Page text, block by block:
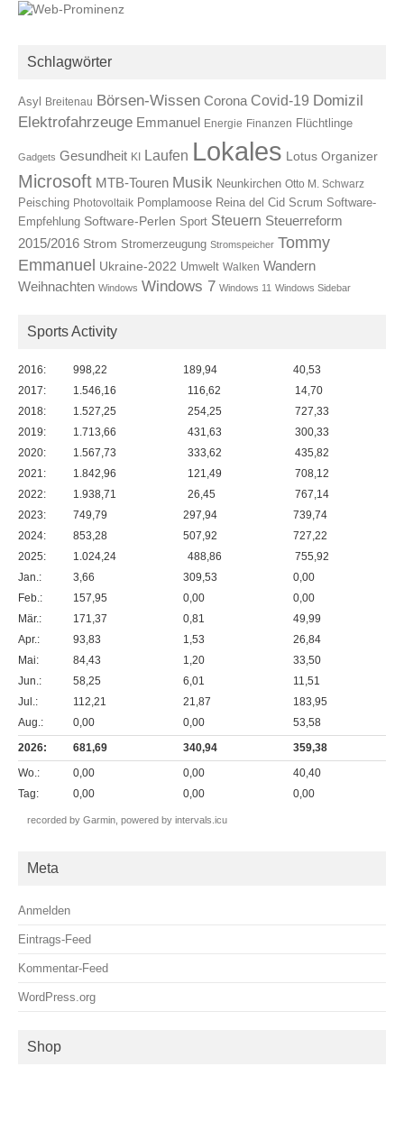
Schlagwörter
Asyl Breitenau Börsen-Wissen Corona Covid-19 Domizil
Elektrofahrzeuge Emmanuel Energie Finanzen Flüchtlinge
Gadgets Gesundheit KI Laufen Lokales Lotus Organizer
Microsoft MTB-Touren Musik Neunkirchen Otto M. Schwarz
Peisching Photovoltaik Pomplamoose Reina del Cid Scrum Software-
Empfehlung Software-Perlen Sport Steuern Steuerreform
2015/2016 Strom Stromerzeugung Stromspeicher Tommy
Emmanuel Ukraine-2022 Umwelt Walken Wandern
Weihnachten Windows Windows 7 Windows 11 Windows Sidebar
Sports Activity
2016: 998,22 189,94
40,53
2017:
1.546,16 116,62
14,70
2018:
1.527,25 254,25
727,33
2019:
1.713,66 431,63
300,33
2020:
1.567,73 333,62
435,82
2021:
1.842,96 121,49
708,12
2022:
1.938,71 26,45
767,14
2023:
749,79 297,94
739,74
2024:
853,28 507,92
727,22
2025:
1.024,24 488,86
755,92
Jan.:
3,66 309,53
0,00
Feb.:
157,95 0,00
0,00
Mär.:
171,37 0,81
49,99
Apr.:
93,83 1,53
26,84
Mai:
84,43 1,20
33,50
Jun.:
58,25 6,01
11,51
Jul.:
112,21 21,87
183,95
Aug.:
0,00 0,00
53,58
2026:
681,69 340,94
359,38
Wo.:
0,00 0,00
40,40
Tag:
0,00 0,00 0,00
recorded by Garmin, powered by intervals.icu
Meta
Anmelden
Eintrags-Feed
Kommentar-Feed
WordPress.org
Shop